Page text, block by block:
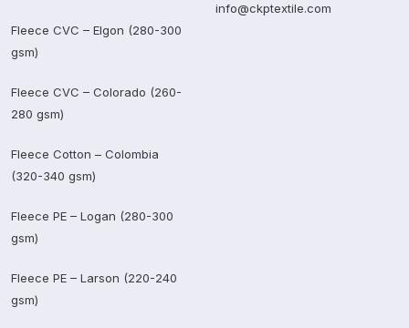
Fleece CVC – Elgon (280-300
gsm)
Fleece CVC – Colorado (260-
280 gsm)
Fleece Cotton – Colombia
(320-340 gsm)
Fleece PE – Logan (280-300
gsm)
Fleece PE – Larson (220-240
gsm)
info@ckptextile.com